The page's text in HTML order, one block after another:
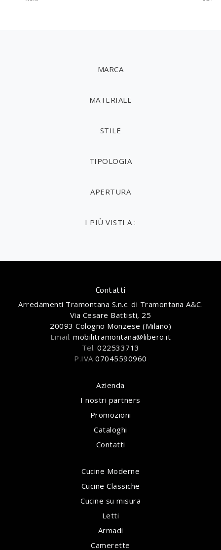
MARCA
MATERIALE
STILE
TIPOLOGIA
APERTURA
I PIÙ VISTI A :
Contatti
Arredamenti Tramontana S.n.c. di Tramontana A&C.
Via Cesare Battisti, 25
20093 Cologno Monzese (Milano)
Email.mobilitramontana@libero.it
Tel. 022533713
P.IVA07045590960
Azienda
I nostri partners
Promozioni
Cataloghi
Contatti
Cucine Moderne
Cucine Classiche
Cucine su misura
Letti
Armadi
Camerette